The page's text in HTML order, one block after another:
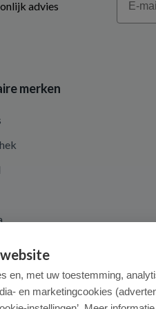
advies
merken
en, met uw toestemming,
en marketingcookies